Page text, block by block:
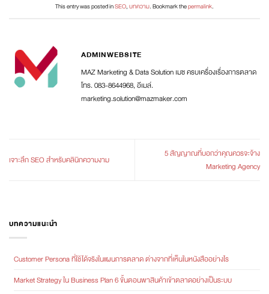
This entry was posted inSEO,บทความ. Bookmark thepermalink.
ADMINWEBSITE
MAZ Marketing & Data Solution เมซ ครบเครื่องเรื่องการตลาด
โทร. 083-8644968, อีเมล์.
marketing.solution@mazmaker.com
เจาะลึก SEO สำหรับคลินิกความงาม
5 สัญญาณที่บอกว่าคุณควรจะจ้าง
Marketing Agency
บทความแนะนำ
Customer Persona ที่ใช้ได้จริงในแผนการตลาด ต่างจากที่เห็นในหนังสืออย่างไร
Market Strategy ใน Business Plan 6 ขั้นตอนพาสินค้าเข้าตลาดอย่างเป็นระบบ